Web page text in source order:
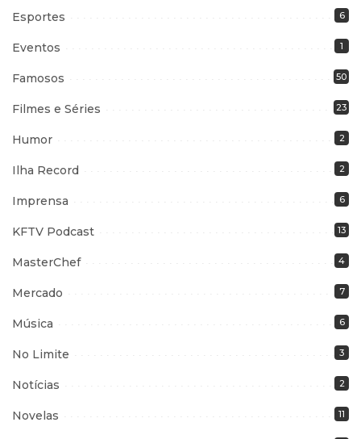
Esportes 6
Eventos 1
Famosos 50
Filmes e Séries 23
Humor 2
Ilha Record 2
Imprensa 6
KFTV Podcast 13
MasterChef 4
Mercado 7
Música 6
No Limite 3
Notícias 2
Novelas 11